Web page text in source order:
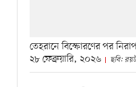
তেহরানে বিস্ফোরণের পর
২৮ ফেব্রুয়ারি, ২০২৬
ছবি: